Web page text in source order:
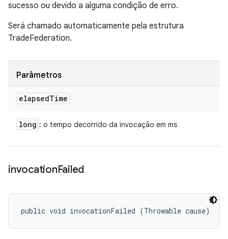
sucesso ou devido a alguma condição de erro.
Será chamado automaticamente pela estrutura
TradeFederation.
Parâmetros
elapsedTime
long : o tempo decorrido da invocação em ms
invocationFailed
public void invocationFailed (Throwable cause)